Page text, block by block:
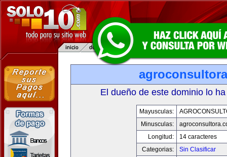
El dueño de este dominio lo
Mayusculas:
Minusculas:
Longitud:
14 caracteres
Categorias:
Sin Clasificar